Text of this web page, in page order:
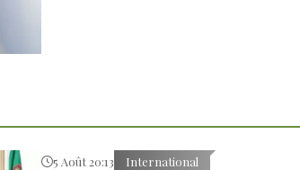
5 Août 20:13 International